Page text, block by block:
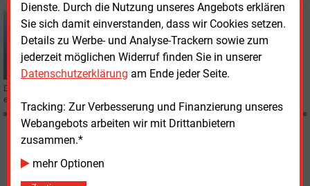
Dienste. Durch die Nutzung unseres Angebots erklären
Sie sich damit einverstanden, dass wir Cookies setzen.
Details zu Werbe- und Analyse-Trackern sowie zum
jederzeit möglichen Widerruf finden Sie in unserer
Datenschutzerklärung am Ende jeder Seite.
Tracking: Zur Verbesserung und Finanzierung unseres
Webangebots arbeiten wir mit Drittanbietern
zusammen.*
mehr Optionen
Dienstag, 14.07.2020, 13:39
E&M WINDKRAFT OFFSHORE
Offshore-Windenergie weltweit gefragt
Die Investitionen in neue Meereskraftwerke steigen sprunghaft an, zeigt
eine Halbjahresanalyse von Bloomberg New Energy Finance.
Möchten Sie diese und
weitere Nachrichten lesen?